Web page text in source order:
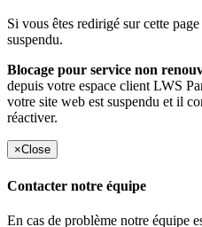
Si vous êtes redirigé sur cette
suspendu.
Blocage pour service non
depuis votre espace client LWS
votre site web est suspendu et il
réactiver.
×Close
Contacter notre équipe
En cas de problème notre équipe